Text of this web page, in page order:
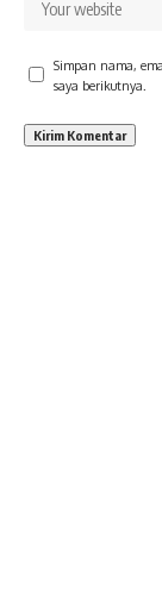
Simpan nama,
saya berikutnya.